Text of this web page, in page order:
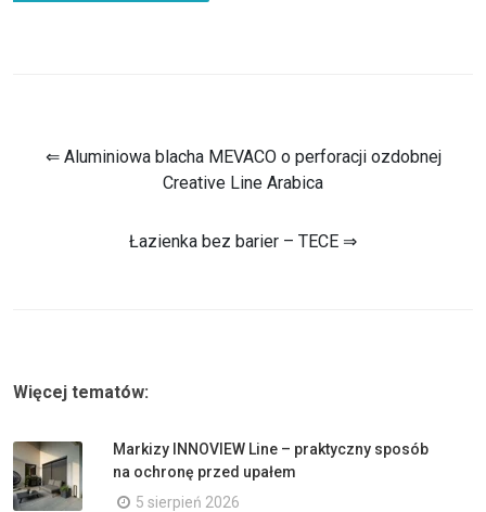
⇐ Aluminiowa blacha MEVACO o perforacji ozdobnej
Creative Line Arabica
Łazienka bez barier – TECE ⇒
Więcej tematów:
Markizy INNOVIEW Line – praktyczny sposób
na ochronę przed upałem
5 sierpień 2026